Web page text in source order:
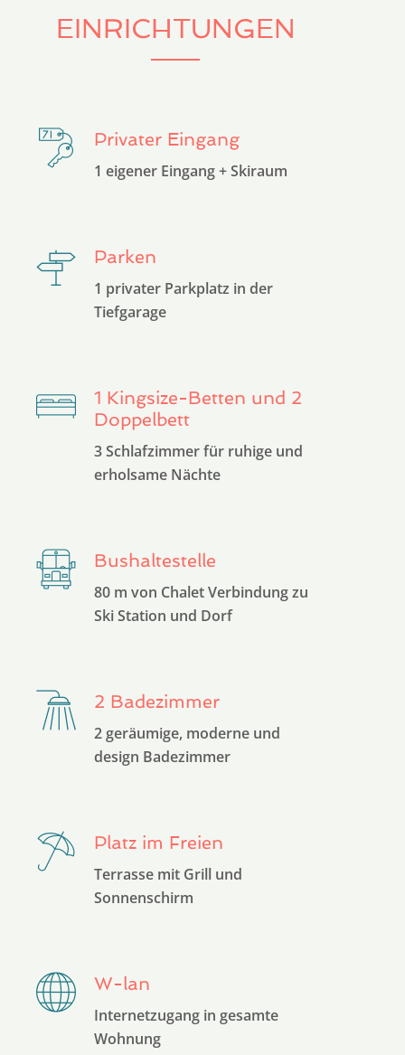
EINRICHTUNGEN
Privater Eingang
1 eigener Eingang + Skiraum
Parken
1 privater Parkplatz in der
Tiefgarage
1 Kingsize-Betten und 2
Doppelbett
3 Schlafzimmer für ruhige und
erholsame Nächte
Bushaltestelle
80 m von Chalet Verbindung zu
Ski Station und Dorf
2 Badezimmer
2 geräumige, moderne und
design Badezimmer
Platz im Freien
Terrasse mit Grill und
Sonnenschirm
W-lan
Internetzugang in gesamte
Wohnung